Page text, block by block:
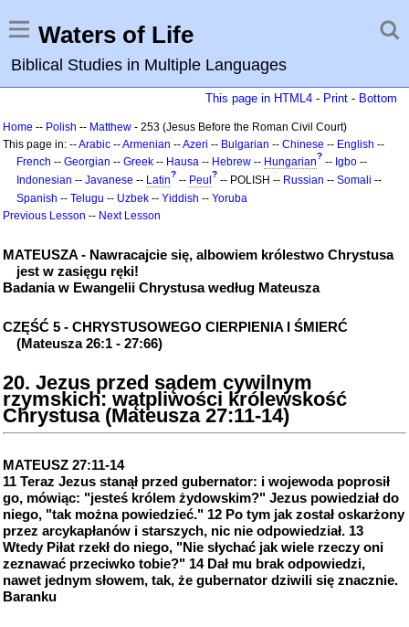
Waters of Life
Biblical Studies in Multiple Languages
This page in HTML4 - Print - Bottom
Home -- Polish -- Matthew - 253 (Jesus Before the Roman Civil Court)
This page in: --Arabic --Armenian --Azeri -- Bulgarian -- Chinese -- English --
French -- Georgian -- Greek -- Hausa -- Hebrew -- Hungarian? -- Igbo --
Indonesian -- Javanese -- Latin? -- Peul ? -- POLISH -- Russian -- Somali --
Spanish -- Telugu -- Uzbek -- Yiddish -- Yoruba
Previous Lesson -- Next Lesson
MATEUSZA - Nawracajcie się, albowiem królestwo Chrystusa
jest w zasięgu ręki!
Badania w Ewangelii Chrystusa według Mateusza
CZĘŚĆ 5 - CHRYSTUSOWEGO CIERPIENIA I ŚMIERĆ
(Mateusza 26:1 - 27:66)
20. Jezus przed sądem cywilnym
rzymskich: wątpliwości królewskość
Chrystusa (Mateusza 27:11-14)
MATEUSZ 27:11-14
11 Teraz Jezus stanął przed gubernator: i wojewoda poprosił
go, mówiąc: "jesteś królem żydowskim?" Jezus powiedział do
niego, "tak można powiedzieć." 12 Po tym jak został oskarżony
przez arcykapłanów i starszych, nic nie odpowiedział. 13
Wtedy Piłat rzekł do niego, "Nie słychać jak wiele rzeczy oni
zeznawać przeciwko tobie?" 14 Dał mu brak odpowiedzi,
nawet jednym słowem, tak, że gubernator dziwili się znacznie.
Baranku